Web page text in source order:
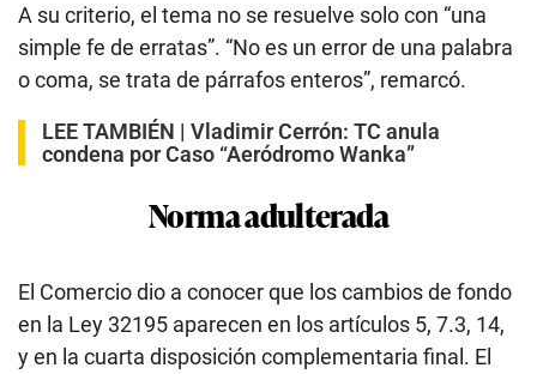
A su criterio, el tema no se resuelve solo con “una
simple fe de erratas”. “No es un error de una palabra
o coma, se trata de párrafos enteros”, remarcó.
LEE TAMBIÉN | Vladimir Cerrón: TC anula
condena por Caso “Aeródromo Wanka”
Norma adulterada
El Comercio dio a conocer que los cambios de fondo
en la Ley 32195 aparecen en los artículos 5, 7.3, 14,
y en la cuarta disposición complementaria final. El